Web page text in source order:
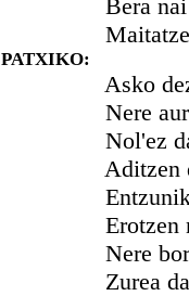
Bera nai ez
Maitatzea
PATXIKO:
Asko dezu,
Nere aur
Nol'ez da
Aditzen
Entzunik
Erotzen
Nere
Zurea da